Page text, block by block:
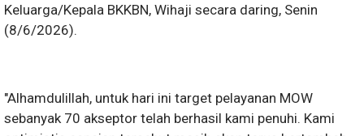
Keluarga/Kepala BKKBN, Wihaji secara daring, Senin
(8/6/2026).
"Alhamdulillah, untuk hari ini target pelayanan MOW
sebanyak 70 akseptor telah berhasil kami penuhi. Kami